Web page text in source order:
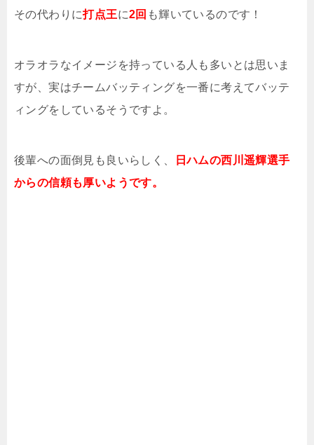
その代わりに打点王に2回 も輝いているのです！
オラオラなイメージを持っている人も多いとは思いま
すが、実はチームバッティングを一番に考えてバッテ
ィングをしているそうですよ。
後輩への面倒見も良いらしく、
日ハムの西川遥輝選手
からの信頼も厚いようです。